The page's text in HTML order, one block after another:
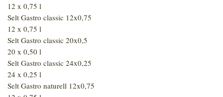
12 x 0,75 l
Selt Gastro classic 12x0,75
12 x 0,75 l
Selt Gastro classic 20x0,5
20 x 0,50 l
Selt Gastro classic 24x0,25
24 x 0,25 l
Selt Gastro naturell 12x0,75